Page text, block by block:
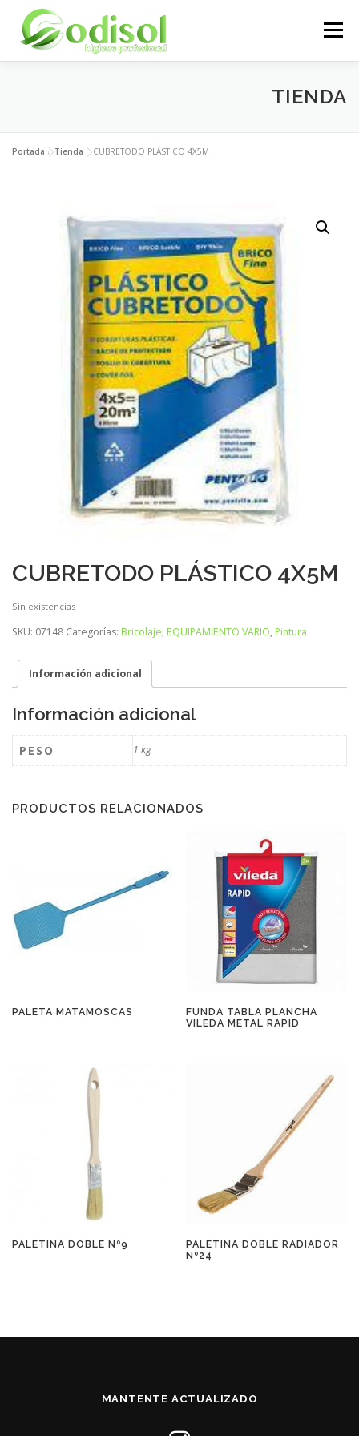
contenido
Menú
ÁREA CLIENTES CONTACTO
TIENDA
Portada »Tienda »CUBRETODO PLÁSTICO 4X5M
CUBRETODO PLÁSTICO 4X5M
Sin existencias
SKU: 07148 Categorías: Bricolaje, EQUIPAMIENTO VARIO, Pintura
Información adicional
Información adicional
PESO 1 kg
PRODUCTOS RELACIONADOS
PALETA MATAMOSCAS
FUNDA TABLA PLANCHA
VILEDA METAL RAPID
PALETINA DOBLE Nº9
PALETINA DOBLE RADIADOR
Nº24
MANTENTE ACTUALIZADO